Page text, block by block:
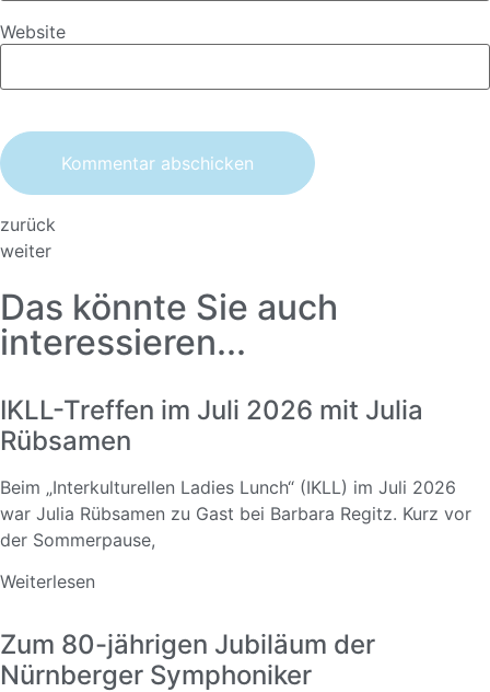
Website
zurück
weiter
Das könnte Sie auch
interessieren...
IKLL-Treffen im Juli 2026 mit Julia
Rübsamen
Beim „Interkulturellen Ladies Lunch“ (IKLL) im Juli 2026
war Julia Rübsamen zu Gast bei Barbara Regitz. Kurz vor
der Sommerpause,
Weiterlesen
Zum 80-jährigen Jubiläum der
Nürnberger Symphoniker